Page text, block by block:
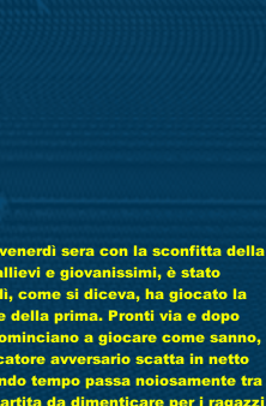
sera con la sconfitta della
e giovanissimi, è stato
come si diceva, ha giocato la
della prima. Pronti via e dopo
a giocare come sanno,
avversario scatta in netto
tempo passa noiosamente tra
da dimenticare per i ragazzi